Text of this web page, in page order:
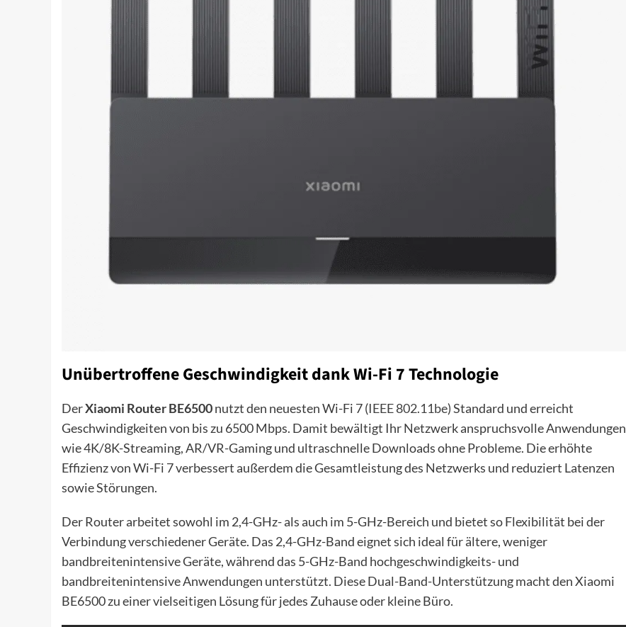
Unübertroffene Geschwindigkeit dank Wi-Fi 7 Technologie
DerXiaomi Router BE6500nutzt den neuesten Wi-Fi 7 (IEEE 802.11be) Standard und erreicht
Geschwindigkeiten von bis zu 6500 Mbps. Damit bewältigt Ihr Netzwerk anspruchsvolle Anwendungen
wie 4K/8K-Streaming, AR/VR-Gaming und ultraschnelle Downloads ohne Probleme. Die erhöhte
Effizienz von Wi-Fi 7 verbessert außerdem die Gesamtleistung des Netzwerks und reduziert Latenzen
sowie Störungen.
Der Router arbeitet sowohl im 2,4-GHz- als auch im 5-GHz-Bereich und bietet so Flexibilität bei der
Verbindung verschiedener Geräte. Das 2,4-GHz-Band eignet sich ideal für ältere, weniger
bandbreitenintensive Geräte, während das 5-GHz-Band hochgeschwindigkeits- und
bandbreitenintensive Anwendungen unterstützt. Diese Dual-Band-Unterstützung macht den Xiaomi
BE6500 zu einer vielseitigen Lösung für jedes Zuhause oder kleine Büro.